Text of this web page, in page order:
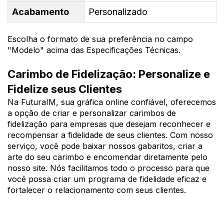
Acabamento Personalizado
Escolha o formato de sua preferência no campo
"Modelo" acima das Especificações Técnicas.
Carimbo de Fidelização: Personalize e
Fidelize seus Clientes
Na FuturaIM, sua gráfica online confiável, oferecemos
a opção de criar e personalizar carimbos de
fidelização para empresas que desejam reconhecer e
recompensar a fidelidade de seus clientes. Com nosso
serviço, você pode baixar nossos gabaritos, criar a
arte do seu carimbo e encomendar diretamente pelo
nosso site. Nós facilitamos todo o processo para que
você possa criar um programa de fidelidade eficaz e
fortalecer o relacionamento com seus clientes.